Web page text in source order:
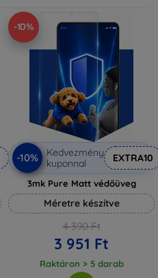
-10%
-10%
Kedvezmény
kuponnal
EXTRA10
3mk Pure Matt védőüveg
Méretre készítve
4 390 Ft
3 951 Ft
Raktáron > 5 darab